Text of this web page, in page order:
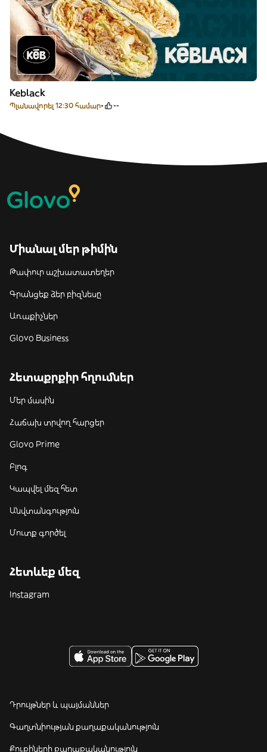
Keblack
Պլանավորել 12:30 համար --
Միանալ մեր թիմին
Թափուր աշխատատեղեր
Գրանցեք ձեր բիզնեսը
Առաքիչներ
Glovo Business
Հետաքրքիր հղումներ
Մեր մասին
Հաճախ տրվող հարցեր
Glovo Prime
Բլոգ
Կապվել մեզ հետ
Անվտանգություն
Մուտք գործել
Հետևեք մեզ
Instagram
Դրույթներ և պայմաններ
Գաղտնիության քաղաքականություն
Քուքիների քաղաքականություն